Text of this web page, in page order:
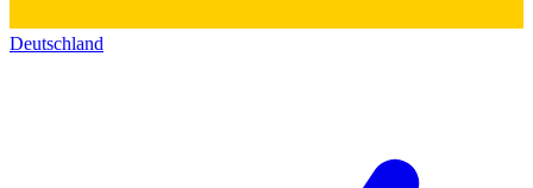
Deutschland